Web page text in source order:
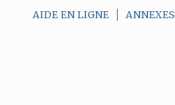
AIDE EN LIGNE ANNEXES